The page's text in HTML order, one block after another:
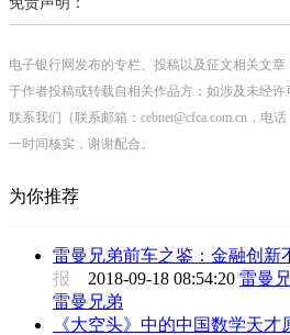
电子银行网发布的专栏、投稿以及征文相关文
于作者投稿或转载自相关作品方；如涉及未经
联系我们（联系邮箱：cebnet@cfca.com.cn，电
一时间核实，谢谢配合。
为你推荐
雷曼兄弟前车之鉴：金融创新
报 2018-09-18 08:54:20 雷曼
雷曼兄弟
《大空头》中的中国数学天